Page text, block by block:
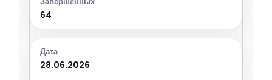
64
28.06.2026